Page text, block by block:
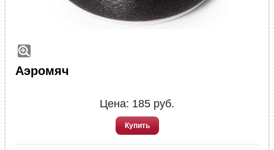
Аэромяч
Цена: 185 руб.
Купить